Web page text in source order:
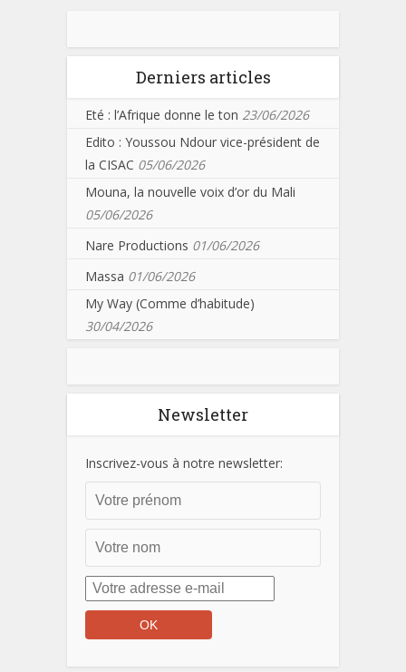
Derniers articles
Eté : l’Afrique donne le ton 23/06/2026
Edito : Youssou Ndour vice-président de
la CISAC 05/06/2026
Mouna, la nouvelle voix d’or du Mali
05/06/2026
Nare Productions 01/06/2026
Massa 01/06/2026
My Way (Comme d’habitude)
30/04/2026
Newsletter
Inscrivez-vous à notre newsletter: